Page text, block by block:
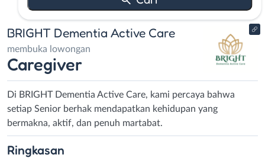
BRIGHT Dementia Active Care
membuka lowongan
Caregiver
Di BRIGHT Dementia Active Care, kami percaya bahwa
setiap Senior berhak mendapatkan kehidupan yang
bermakna, aktif, dan penuh martabat.
Ringkasan